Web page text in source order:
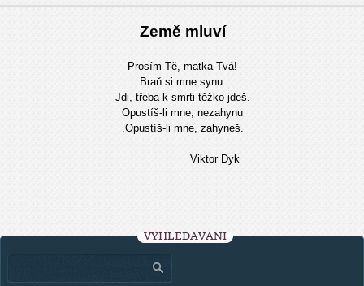
Země mluví
Prosím Tě, matka Tvá!
Braň si mne synu.
Jdi, třeba k smrti těžko jdeš.
Opustíš-li mne, nezahynu
.Opustíš-li mne, zahyneš.
Viktor Dyk
VYHLEDÁVÁNÍ